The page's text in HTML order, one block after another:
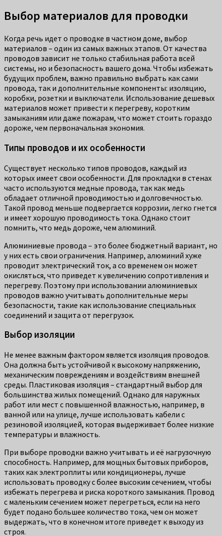
Выбор материалов для проводки
Когда речь идет о проводке в частном доме, выбор
материалов – один из самых важных этапов. От качества
проводов зависит не только стабильная работа всей
системы, но и безопасность вашего дома. Чтобы избежать
будущих проблем, важно правильно выбрать как сами
провода, так и дополнительные компоненты: изоляцию,
коробки, розетки и выключатели. Использование дешевых
материалов может привести к перегреву, коротким
замыканиям или даже пожарам, что может стоить гораздо
дороже, чем первоначальная экономия.
Типы проводов и их особенности
Существует несколько типов проводов, каждый из
которых имеет свои особенности. Для прокладки в стенах
часто используются медные провода, так как медь
обладает отличной проводимостью и долговечностью.
Такой провод меньше подвергается коррозии, легко гнется
и имеет хорошую проводимость тока. Однако стоит
помнить, что медь дороже, чем алюминий.
Алюминиевые провода – это более бюджетный вариант, но
у них есть свои ограничения. Например, алюминий хуже
проводит электрический ток, а со временем он может
окисляться, что приведет к увеличению сопротивления и
перегреву. Поэтому при использовании алюминиевых
проводов важно учитывать дополнительные меры
безопасности, такие как использование специальных
соединений и защита от перегрузок.
Выбор изоляции
Не менее важным фактором является изоляция проводов.
Она должна быть устойчивой к высокому напряжению,
механическим повреждениям и воздействиям внешней
среды. Пластиковая изоляция – стандартный выбор для
большинства жилых помещений. Однако для наружных
работ или мест с повышенной влажностью, например, в
ванной или на улице, лучше использовать кабели с
резиновой изоляцией, которая выдерживает более низкие
температуры и влажность.
При выборе проводки важно учитывать и её нагрузочную
способность. Например, для мощных бытовых приборов,
таких как электроплиты или кондиционеры, лучше
использовать проводку с более высоким сечением, чтобы
избежать перегрева и риска короткого замыкания. Провод
с маленьким сечением может перегреться, если на него
будет подано большее количество тока, чем он может
выдержать, что в конечном итоге приведет к выходу из
строя.